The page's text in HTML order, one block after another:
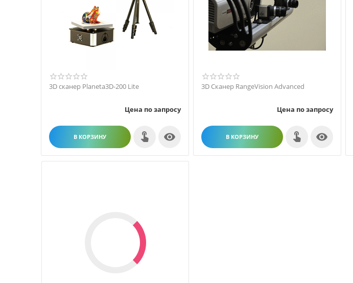
3D сканер Planeta3D-200 Lite
Цена по запросу
В КОРЗИНУ 
3D Сканер RangeVision Advanced
Цена по запросу
В КОРЗИНУ 